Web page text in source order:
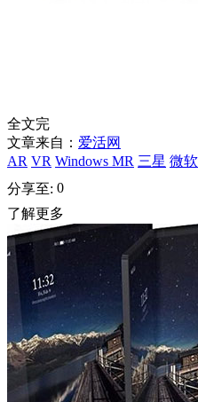
全文完
文章来自： 爱活网
AR VR Windows MR 三星 微软
分享至: 0
了解更多